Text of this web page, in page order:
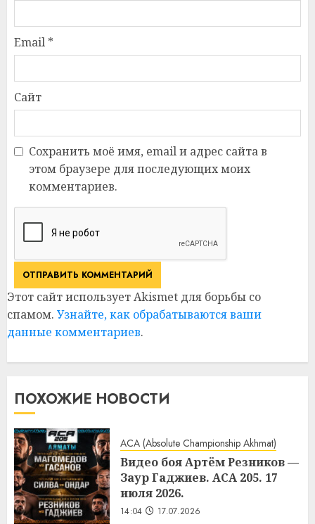
Email *
Сайт
Сохранить моё имя, email и адрес сайта в
этом браузере для последующих моих
комментариев.
Этот сайт использует Akismet для борьбы со
спамом. Узнайте, как обрабатываются ваши
данные комментариев.
ПОХОЖИЕ НОВОСТИ
ACA (Absolute Championship Akhmat)
Видео боя Артём Резников —
Заур Гаджиев. ACA 205. 17
июля 2026.
14:04 17.07.2026